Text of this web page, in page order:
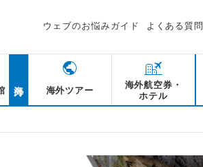
ウェブのお悩みガイド よくある質問
海外ツアー
海外航空券・
ホテル